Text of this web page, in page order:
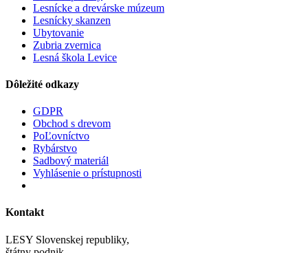
Lesnícke a drevárske múzeum
Lesnícky skanzen
Ubytovanie
Zubria zvernica
Lesná škola Levice
Dôležité odkazy
GDPR
Obchod s drevom
PoĽovníctvo
Rybárstvo
Sadbový materiál
Vyhlásenie o prístupnosti
Kontakt
LESY Slovenskej republiky,